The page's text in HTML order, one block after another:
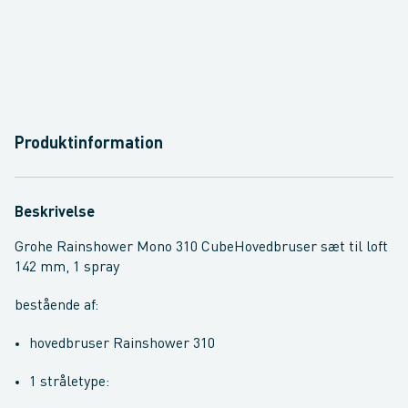
Produktinformation
Beskrivelse
Grohe Rainshower Mono 310 CubeHovedbruser sæt til loft
142 mm, 1 spray
bestående af:
hovedbruser Rainshower 310
1 stråletype: